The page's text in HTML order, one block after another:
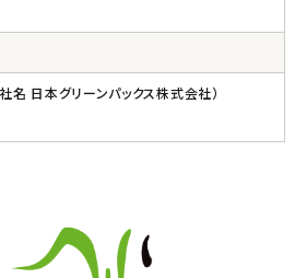
名 日本グリーンパックス株式会社）